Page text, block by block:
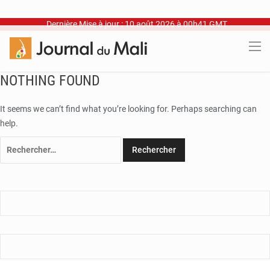
Dernière Mise à jour : 10 août 2026 à 00h41 GMT
NOTHING FOUND
It seems we can’t find what you’re looking for. Perhaps searching can
help.